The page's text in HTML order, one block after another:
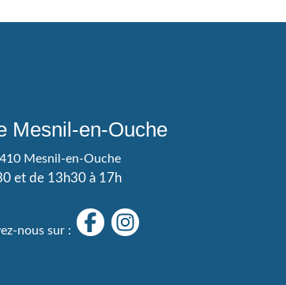
Mesnil-en-Ouche
Mesnil-en-Ouche
et de 13h30 à 17h
nous sur :